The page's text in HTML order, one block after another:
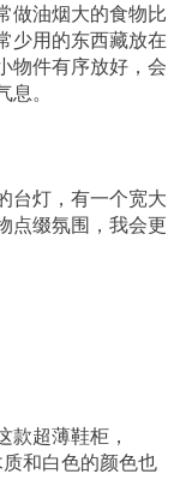
做油烟大的食物比
少用的东西藏放在
物件有序放好，会
。
台灯，有一个宽大
点缀氛围，我会更
款超薄鞋柜，
和白色的颜色也